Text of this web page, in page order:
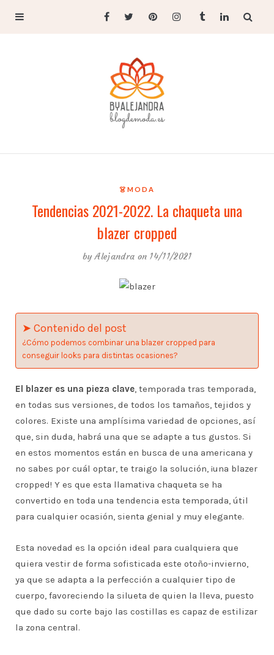
👗MODA
Tendencias 2021-2022. La chaqueta una
blazer cropped
byAlejandra on 14/11/2021
➤ Contenido del post
¿Cómo podemos combinar una blazer cropped para
conseguir looks para distintas ocasiones?
El blazer es una pieza clave, temporada tras temporada,
en todas sus versiones, de todos los tamaños, tejidos y
colores. Existe una amplísima variedad de opciones, así
que, sin duda, habrá una que se adapte a tus gustos. Si
en estos momentos están en busca de una americana y
no sabes por cuál optar, te traigo la solución, ¡una blazer
cropped! Y es que esta llamativa chaqueta se ha
convertido en toda una tendencia esta temporada, útil
para cualquier ocasión, sienta genial y muy elegante.
Esta novedad es la opción ideal para cualquiera que
quiera vestir de forma sofisticada este otoño-invierno,
ya que se adapta a la perfección a cualquier tipo de
cuerpo, favoreciendo la silueta de quien la lleva, puesto
que dado su corte bajo las costillas es capaz de estilizar
la zona central.